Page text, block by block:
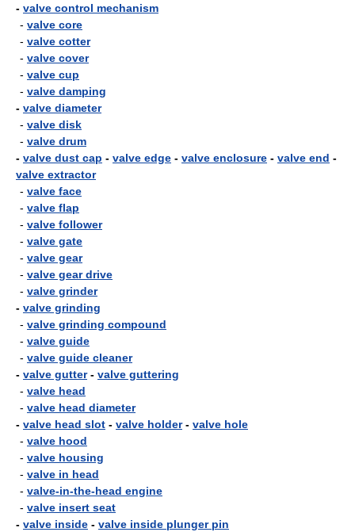
- valve control mechanism
- valve core
- valve cotter
- valve cover
- valve cup
- valve damping
- valve diameter
- valve disk
- valve drum
- valve dust cap - valve edge - valve enclosure - valve end -
valve extractor
- valve face
- valve flap
- valve follower
- valve gate
- valve gear
- valve gear drive
- valve grinder
- valve grinding
- valve grinding compound
- valve guide
- valve guide cleaner
- valve gutter- valve guttering
- valve head
- valve head diameter
- valve head slot - valve holder- valve hole
- valve hood
- valve housing
- valve in head
- valve-in-the-head engine
- valve insert seat
- valve inside - valve inside plunger pin